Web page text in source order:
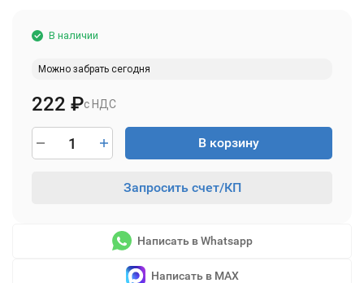
В наличии
Можно забрать сегодня
с НДС
222 ₽
В корзину
Запросить счет/КП
Написать в Whatsapp
Написать в MAX